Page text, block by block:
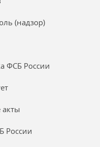
(надзор)
ФСБ России
России